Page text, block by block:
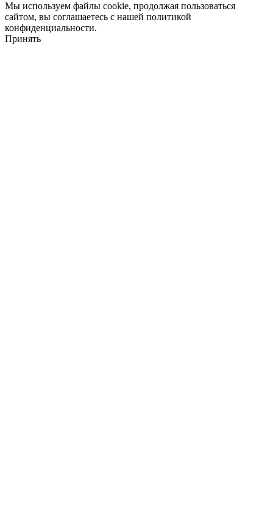
Мы используем файлы cookie, продолжая пользоваться
сайтом, вы соглашаетесь с нашей политикой
конфиденциальности.
Принять